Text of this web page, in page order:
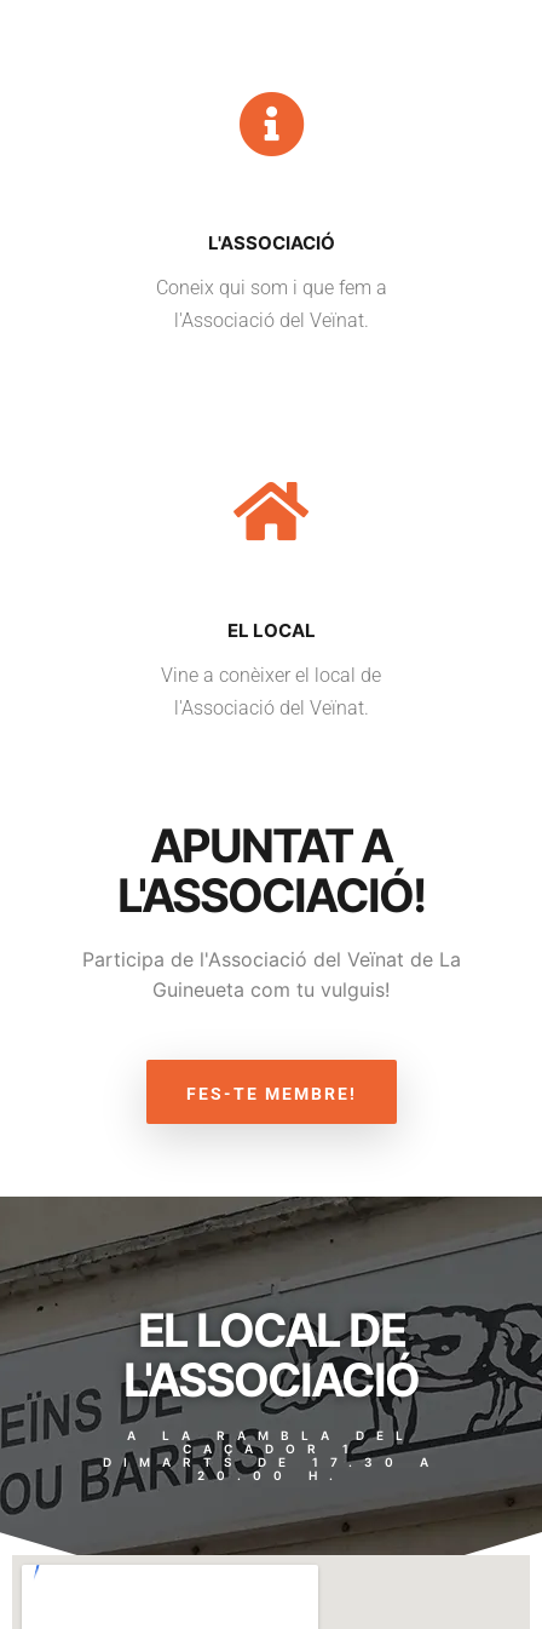
L'ASSOCIACIÓ
Coneix qui som i que fem a
l'Associació del Veïnat.
EL LOCAL
Vine a conèixer el local de
l'Associació del Veïnat.
APUNTAT A
L'ASSOCIACIÓ!
Participa de l'Associació del Veïnat de La
Guineueta com tu vulguis!
FES-TE MEMBRE!
EL LOCAL DE
L'ASSOCIACIÓ
A LA RAMBLA DEL
CAÇADOR 1
DIMARTS DE 17.30 A
20.00 H.